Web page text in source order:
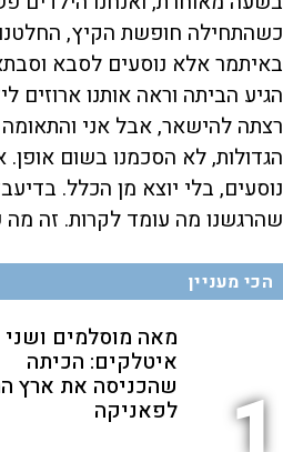
כשהתחילה חופשת הקיץ,
באיתמר אלא נוסעים לסבא
הגיע הביתה וראה אותנו ארוזים
רצתה להישאר, אבל אני
הגדולות, לא הסכמנו בשום
נוסעים, בלי יוצא מן הכלל.
שהרגשנו מה עומד לקרות. זה מה
הכי מעניין
מאה מוסלמים ושני
איטלקים: הכיתה
שהכניסה את ארץ
לפאניקה